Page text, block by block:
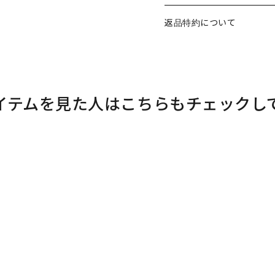
返品特約について
テムを見た人はこちらもチェックし